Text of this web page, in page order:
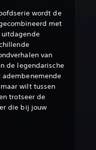
wordt de
met
uitdagende
van
de legendarische
adembenemende
wilt tussen
trotseer de
die bij jouw